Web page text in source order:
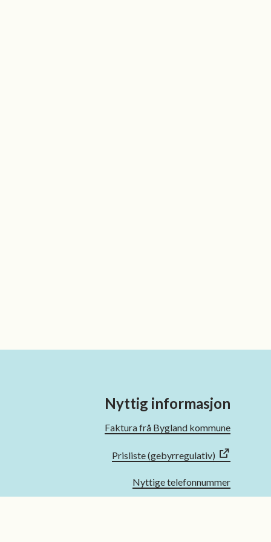
Nyttig informasjon
Faktura frå Bygland kommune
Prisliste (gebyrregulativ)
Nyttige telefonnummer